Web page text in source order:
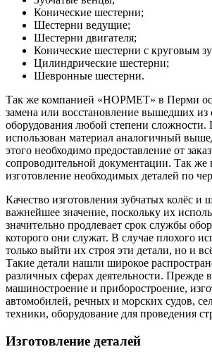
Конические шестерни;
Шестерни ведущие;
Шестерни двигателя;
Конические шестерни с круговым
Цилиндрические шестерни;
Шевронные шестерни.
Так же компанией «НОРМЕТ» в Перми
замена или восстановление вышедших из
оборудования любой степени сложности.
использован материал аналогичный
этого необходимо предоставление от
сопроводительной документации. Так же
изготовление необходимых деталей по
Качество изготовления зубчатых колёс и
важнейшее значение, поскольку их
значительно продлевает срок службы
которого они служат. В случае плохого
только выйти их строя эти детали, но и
Такие детали нашли широкое
различных сферах деятельности. Прежде
машиностроение и приборостроение,
автомобилей, речных и морских судов,
техники, оборудование для проведения
Изготовление деталей